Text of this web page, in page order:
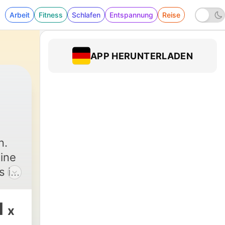
Arbeit Fitness Schlafen Entspannung Reise
ist
x
APP HERUNTERLADEN